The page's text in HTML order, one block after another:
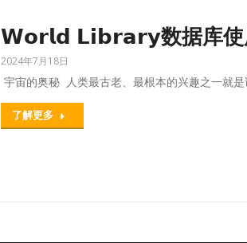
𝗪𝗼𝗿𝗹𝗱 𝗟𝗶𝗯𝗿𝗮𝗿𝘆数据库使
2024年7月18日
宇宙的奥秘 人类最古老、最根本的兴趣之一就
了解更多